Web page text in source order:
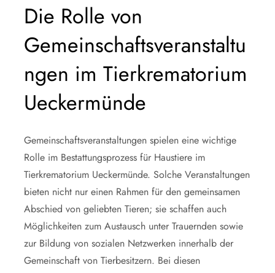
Die Rolle von
Gemeinschaftsveranstaltu
ngen im Tierkrematorium
Ueckermünde
Gemeinschaftsveranstaltungen spielen eine wichtige
Rolle im Bestattungsprozess für Haustiere im
Tierkrematorium Ueckermünde. Solche Veranstaltungen
bieten nicht nur einen Rahmen für den gemeinsamen
Abschied von geliebten Tieren; sie schaffen auch
Möglichkeiten zum Austausch unter Trauernden sowie
zur Bildung von sozialen Netzwerken innerhalb der
Gemeinschaft von Tierbesitzern. Bei diesen